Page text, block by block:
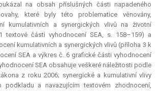
na obsah příslušných části napadeného
které byly této problematice věnovány,
kumulativních a synergických vlivů na životní
textové části vyhodnocení SEA, s. 158–159) a
kumulativních a synergických vlivů (příloha 3 k
SEA a výkres č. 6 grafické části vyhodnocení
SEA obsahuje veškeré náležitosti podle
z roku 2006; synergické a kumulativní vlivy
podkladu a navazujícím textovém zhodnocení,